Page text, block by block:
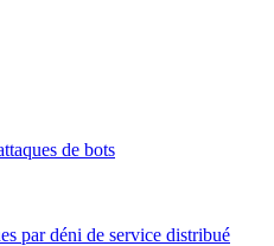
de bots
par déni de service distribué